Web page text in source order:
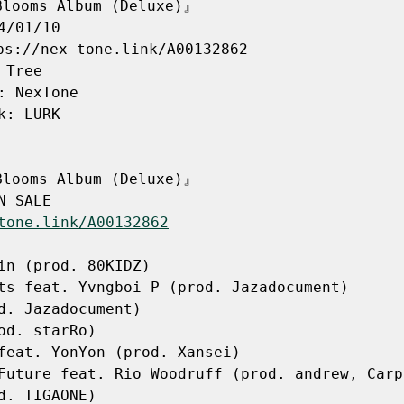
Album (Deluxe)』
01/10
nex-tone.link/A00132862
LURK
Album (Deluxe)』
A00132862
(prod. 80KIDZ)
feat. Yvngboi P (prod. Jazadocument)
Jazadocument)
starRo)
YonYon (prod. Xansei)
feat. Rio Woodruff (prod. andrew,